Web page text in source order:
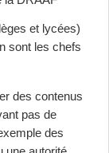
et lycées)
sont les chefs
des contenus
pas de
des